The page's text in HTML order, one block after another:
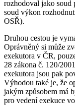
rozhodoval jako soud
soud výkon
OSŘ).
Druhou cestou je
Oprávněný si může
exekutora v ČR,
28 zákona č. 120/
exekutora jsou pak
Výhodou také je, že
jakým způsobem má
pro vedení exekuce